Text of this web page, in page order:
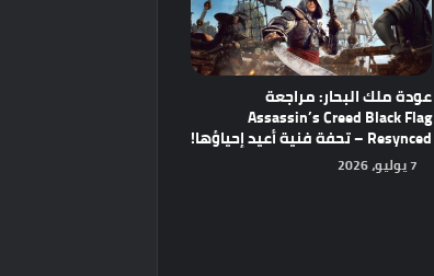
عودة ملك البحار: مراجعة
Assassin’s Creed Black Flag
Resynced – تحفة فنية أعيد إحياؤها!
7 يوليو، 2026